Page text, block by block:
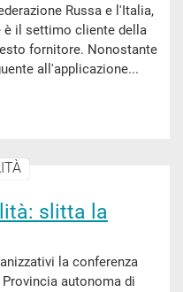
Russa e l'Italia,
è il settimo cliente della
fornitore. Nonostante
all'applicazione...
slitta la
la conferenza
autonoma di